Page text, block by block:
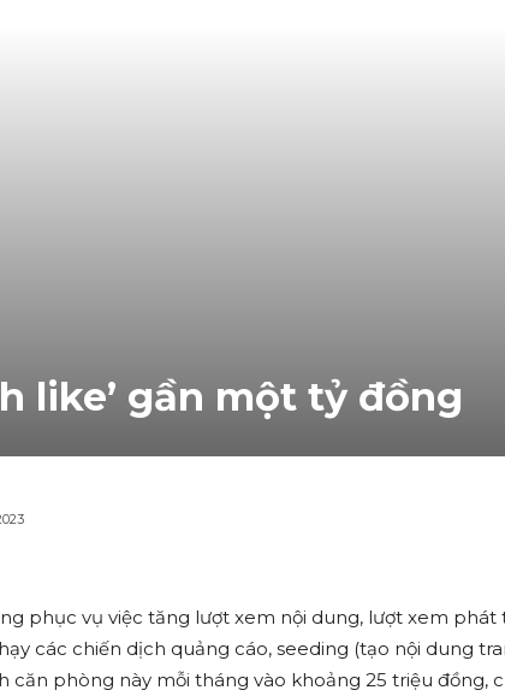
like’ gần một tỷ đồng
phục vụ việc tăng lượt xem nội dung, lượt xem
các chiến dịch quảng cáo, seeding (tạo nội dung
căn phòng này mỗi tháng vào khoảng 25 triệu đồng,